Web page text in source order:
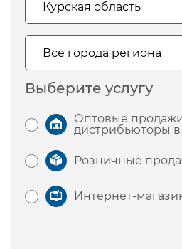
Выберите услугу
Оптовые
дистрибьюторы
Розничные
Интернет-